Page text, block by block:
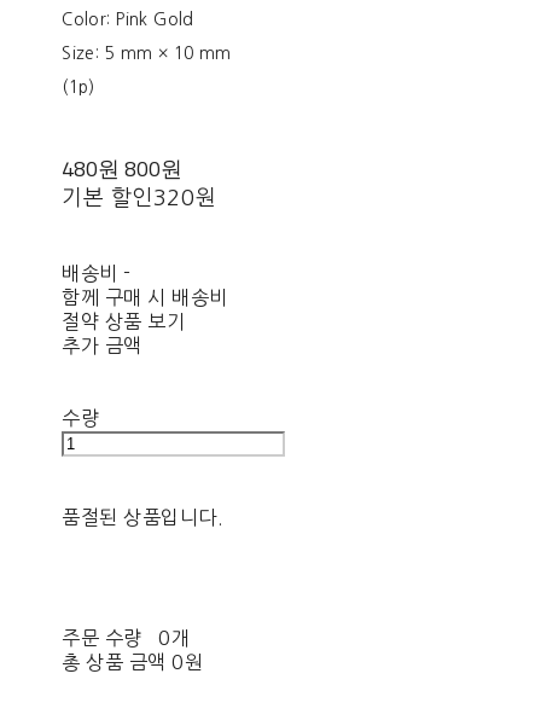
Color: Pink Gold
Size: 5 mm × 10 mm
(1p)
480원800원
기본 할인 320원
배송비 -
함께 구매 시 배송비
절약 상품 보기
추가 금액
수량
품절된 상품입니다.
주문 수량
0개
총 상품 금액 0원